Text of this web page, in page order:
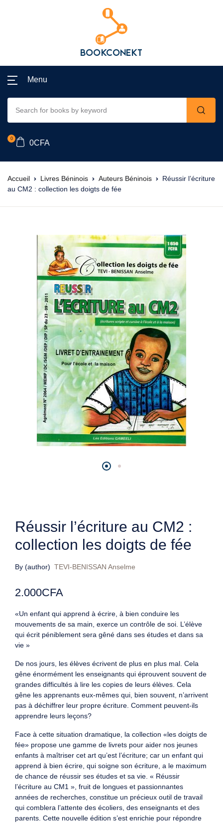
Menu
0
0CFA
Accueil Livres Béninois Auteurs Béninois
Réussir l’écriture
au CM2 : collection les doigts de fée
Réussir l’écriture au CM2 :
collection les doigts de fée
By (author) TEVI-BENISSAN Anselme
2.000CFA
«Un enfant qui apprend à écrire, à bien conduire les
mouvements de sa main, exerce un contrôle de soi. L’élève
qui écrit péniblement sera gêné dans ses études et dans sa
vie »
De nos jours, les élèves écrivent de plus en plus mal. Cela
gêne énormément les enseignants qui éprouvent souvent de
grandes difficultés à lire les copies de leurs élèves. Cela
gêne les apprenants eux-mêmes qui, bien souvent, n’arrivent
pas à déchiffrer leur propre écriture. Comment peuvent-ils
apprendre leurs leçons?
Face à cette situation dramatique, la collection «les doigts de
fée» propose une gamme de livrets pour aider nos jeunes
enfants à maîtriser cet art qu’est l’écriture; car un enfant qui
apprend à bien écrire, qui soigne son écriture, a le maximum
de chance de réussir ses études et sa vie. « Réussir
l’écriture au CM1 », fruit de longues et passionnantes
années de recherches, constitue un précieux outil de travail
qui comblera l’attente des écoliers, des enseignants et des
parents. Cette nouvelle édition s’est enrichie pour répondre